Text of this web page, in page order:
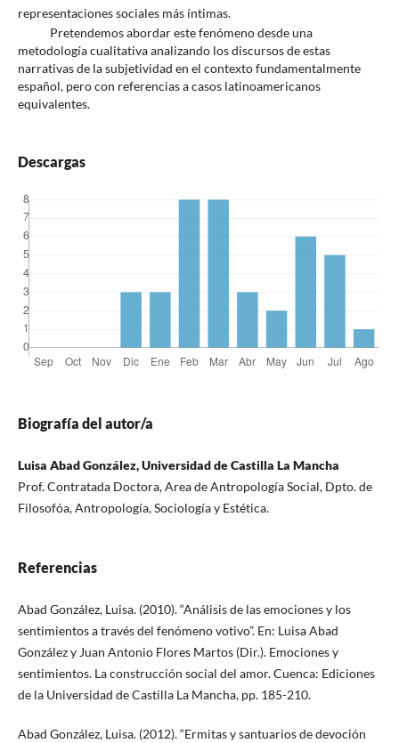
representaciones sociales más íntimas.
Pretendemos abordar este fenómeno desde una
metodología cualitativa analizando los discursos de estas
narrativas de la subjetividad en el contexto fundamentalmente
español, pero con referencias a casos latinoamericanos
equivalentes.
Descargas
Biografía del autor/a
Luisa Abad González, Universidad de Castilla La Mancha
Prof. Contratada Doctora, Area de Antropología Social, Dpto. de
Filosofóa, Antropología, Sociología y Estética.
Referencias
Abad González, Luisa. (2010). “Análisis de las emociones y los
sentimientos a través del fenómeno votivo”. En: Luisa Abad
González y Juan Antonio Flores Martos (Dir.). Emociones y
sentimientos. La construcción social del amor. Cuenca: Ediciones
de la Universidad de Castilla La Mancha, pp. 185-210.
Abad González, Luisa. (2012). “Ermitas y santuarios de devoción